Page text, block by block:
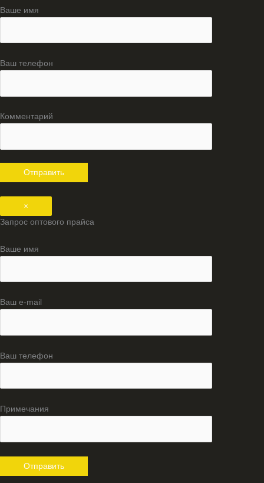
Ваше имя
Ваш телефон
Комментарий
×
Запрос оптового прайса
Ваше имя
Ваш e-mail
Ваш телефон
Примечания